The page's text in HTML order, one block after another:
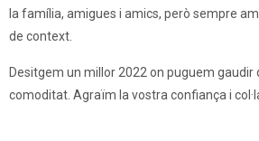
la família, amigues i amics, però sempre
de context.
Desitgem un millor 2022 on puguem gaudir
comoditat. Agraïm la vostra confiança i